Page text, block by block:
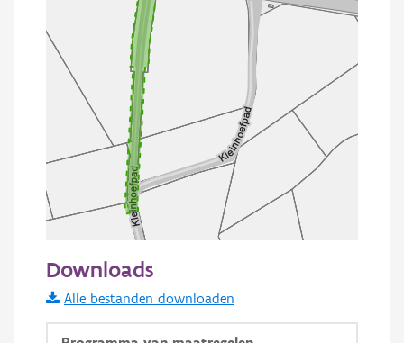
Informatie Vlaanderen
i
Downloads
Alle bestanden downloaden